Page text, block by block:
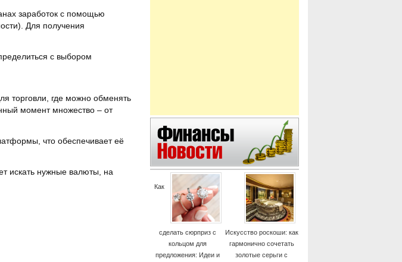
заработок с помощью
Для получения
с выбором
торговли, где можно обменять
момент множество – от
что обеспечивает её
искать нужные валюты, на
Как
сделать сюрприз с
кольцом для
предложения: Идеи и
Искусство роскоши: как
гармонично сочетать
золотые серьги с